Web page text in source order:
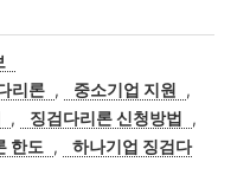
리론 , 중소기업 지원
,
, 징검다리론 신청방법
,
한도 ,
하나기업 징검다